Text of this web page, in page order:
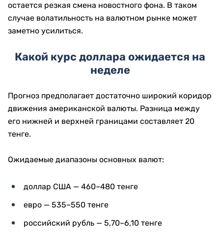
остается резкая смена новостного фона. В таком
случае волатильность на валютном рынке может
заметно усилиться.
Какой курс доллара ожидается на
неделе
Прогноз предполагает достаточно широкий коридор
движения американской валюты. Разница между
его нижней и верхней границами составляет 20
тенге.
Ожидаемые диапазоны основных валют:
доллар США — 460–480 тенге
евро — 535–550 тенге
российский рубль — 5,70–6,10 тенге